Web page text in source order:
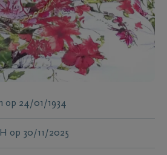
op 24/01/1934
op 30/11/2025